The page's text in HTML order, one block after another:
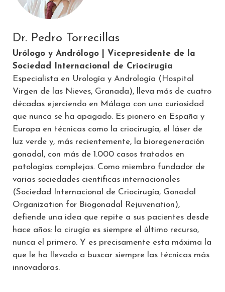
Dr. Pedro Torrecillas
Urólogo y Andrólogo | Vicepresidente de la
Sociedad Internacional de Criocirugía
Especialista en Urología y Andrología (Hospital
Virgen de las Nieves, Granada), lleva más de cuatro
décadas ejerciendo en Málaga con una curiosidad
que nunca se ha apagado. Es pionero en España y
Europa en técnicas como la criocirugía, el láser de
luz verde y, más recientemente, la bioregeneración
gonadal, con más de 1.000 casos tratados en
patologías complejas. Como miembro fundador de
varias sociedades científicas internacionales
(Sociedad Internacional de Criocirugía, Gonadal
Organization for Biogonadal Rejuvenation),
defiende una idea que repite a sus pacientes desde
hace años: la cirugía es siempre el último recurso,
nunca el primero. Y es precisamente esta máxima la
que le ha llevado a buscar siempre las técnicas más
innovadoras.